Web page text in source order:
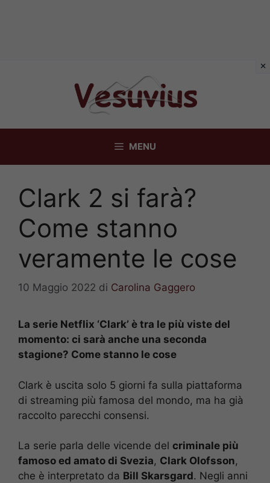
MENU
Clark 2 si farà?
Come stanno
veramente le cose
10 Maggio 2022 di Carolina Gaggero
La serie Netflix ‘Clark’ è tra le più viste del
momento: ci sarà anche una seconda
stagione? Come stanno le cose
Clark è uscita solo 5 giorni fa sulla piattaforma
di streaming più famosa del mondo, ma ha già
raccolto parecchi consensi.
La serie parla delle vicende del criminale più
famoso ed amato di Svezia, Clark Olofsson,
che è interpretato da Bill Skarsgard. Negli anni